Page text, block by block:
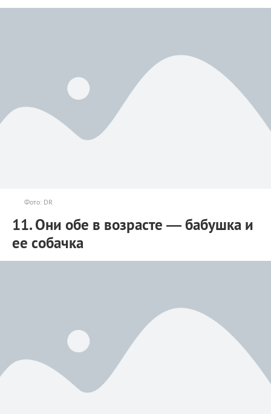
Фото: DR
11. Они обе в возрасте — бабушка и
ее собачка